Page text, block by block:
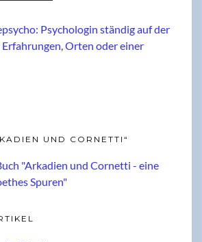
UND CORNETTI“